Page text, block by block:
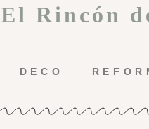
El Rincón
DECO